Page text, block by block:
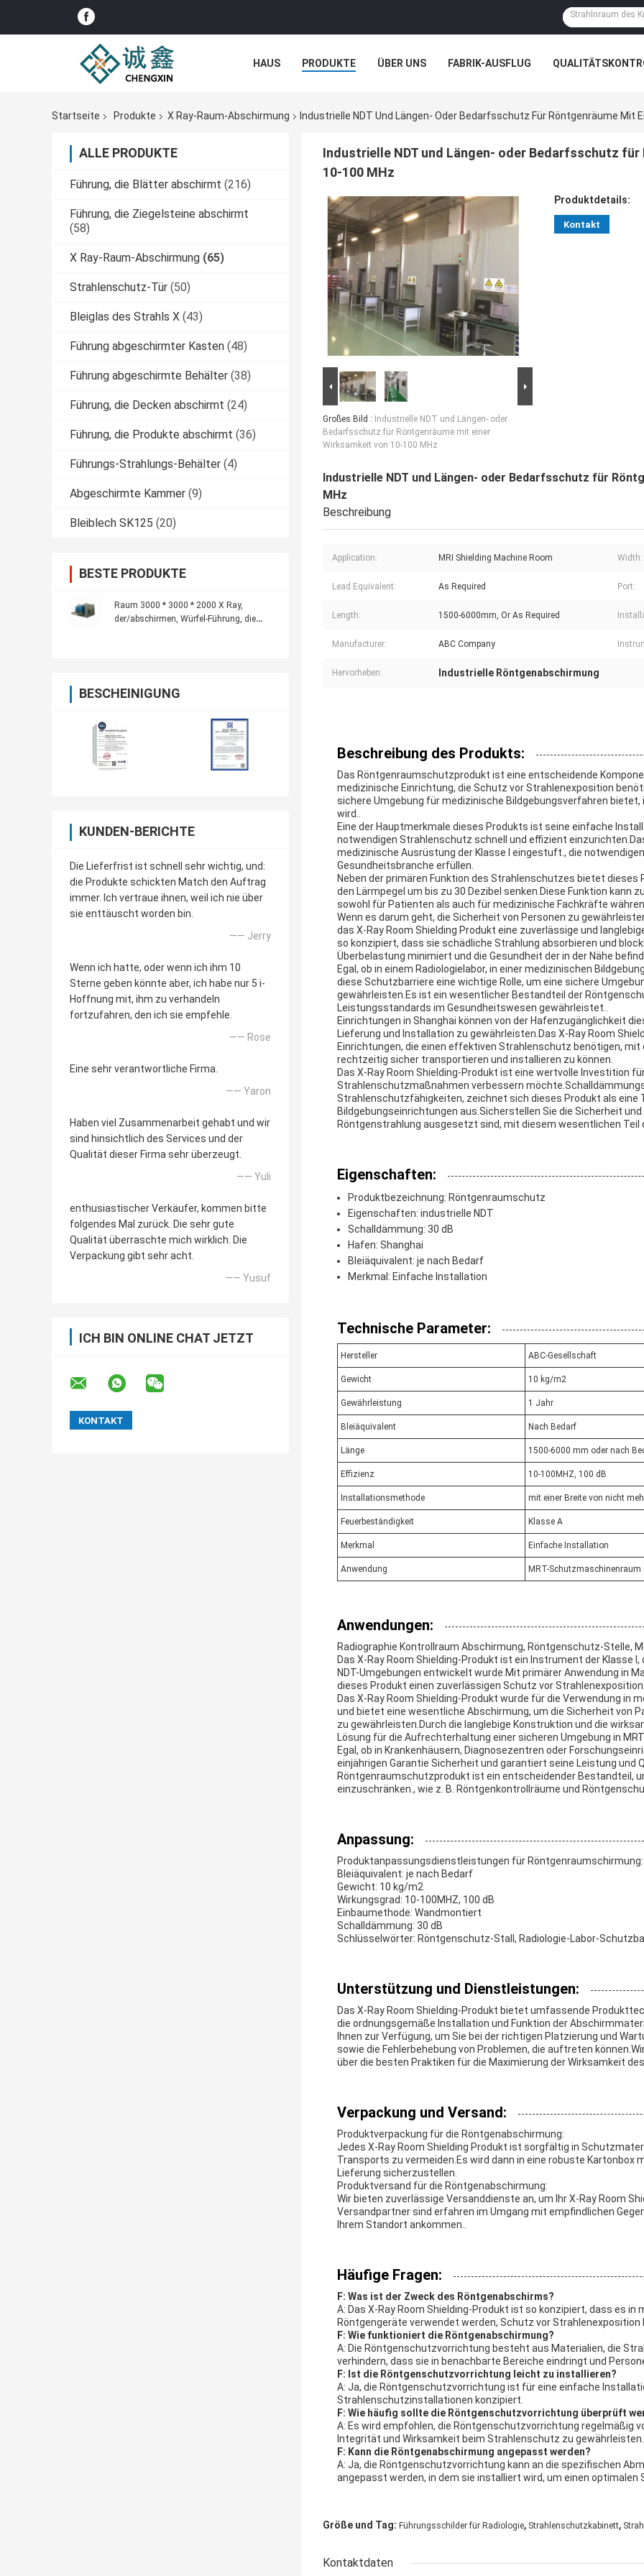
HAUS PRODUKTE ÜBER UNS FABRIK-AUSFLUG
Startseite
Produkte X Ray-Raum-Abschirmung Industrielle NDT Und Längen- Oder Bedarfsschutz Für Röntgenräume Mit
ALLE PRODUKTE
Führung, die Blätter abschirmt (216)
Führung, die Ziegelsteine abschirmt
(58)
X Ray-Raum-Abschirmung (65)
Strahlenschutz-Tür (50)
Bleiglas des Strahls X (43)
Führung abgeschirmter Kasten (48)
Führung abgeschirmte Behälter (38)
Führung, die Decken abschirmt (24)
Führung, die Produkte abschirmt (36)
Führungs-Strahlungs-Behälter (4)
Abgeschirmte Kammer (9)
Bleiblech SK125 (20)
BESTE PRODUKTE
Raum 3000 * 3000 * 2000 X Ray,
der/abschirmen, Würfel-Führung, die
BESCHEINIGUNG
KUNDEN-BERICHTE
Die Lieferfrist ist schnell sehr wichtig, und:
die Produkte schickten Match den Auftrag
immer. Ich vertraue ihnen, weil ich nie über
sie enttäuscht worden bin.
—— Jerry
Wenn ich hatte, oder wenn ich ihm 10
Sterne geben könnte aber, ich habe nur 5 i-
Hoffnung mit, ihm zu verhandeln
fortzufahren, den ich sie empfehle.
—— Rose
Eine sehr verantwortliche Firma.
—— Yaron
Haben viel Zusammenarbeit gehabt und wir
sind hinsichtlich des Services und der
Qualität dieser Firma sehr überzeugt.
—— Yuli
enthusiastischer Verkäufer, kommen bitte
folgendes Mal zurück. Die sehr gute
Qualität überraschte mich wirklich. Die
Verpackung gibt sehr acht.
—— Yusuf
ICH BIN ONLINE CHAT JETZT
Industrielle NDT und Längen- oder Bedarfsschutz
10-100 MHz
Großes Bild : Industrielle NDT und Längen- oder
Bedarfsschutz für Röntgenräume mit einer
Wirksamkeit von 10-100 MHz
Produktdetails:
Kontakt
Industrielle NDT und Längen- oder Bedarfsschutz für
MHz
Beschreibung
Application: MRI Shielding Machine Room Width:
Lead Equivalent: As Required Port:
Length: 1500-6000mm, Or As Required
Manufacturer: ABC Company
Hervorheben: Industrielle Röntgenabschirmung
Beschreibung des Produkts:
Das Röntgenraumschutzprodukt ist eine entscheidende
medizinische Einrichtung, die Schutz vor Strahlenexposition
sichere Umgebung für medizinische Bildgebungsverfahren
wird..
Eine der Hauptmerkmale dieses Produkts ist seine einfache
notwendigen Strahlenschutz schnell und effizient
medizinische Ausrüstung der Klasse I eingestuft., die
Gesundheitsbranche erfüllen.
Neben der primären Funktion des Strahlenschutzes bietet
den Lärmpegel um bis zu 30 Dezibel senken.Diese Funktion kann
sowohl für Patienten als auch für medizinische Fachkräfte
Wenn es darum geht, die Sicherheit von Personen zu
das X-Ray Room Shielding Produkt eine zuverlässige und
so konzipiert, dass sie schädliche Strahlung absorbieren und
Überbelastung minimiert und die Gesundheit der in der Nähe
Egal, ob in einem Radiologielabor, in einer medizinischen
diese Schutzbarriere eine wichtige Rolle, um eine sichere
gewährleisten.Es ist ein wesentlicher Bestandteil der
Leistungsstandards im Gesundheitswesen gewährleistet..
Einrichtungen in Shanghai können von der Hafenzugänglichkeit
Lieferung und Installation zu gewährleisten.Das X-Ray Room
Einrichtungen, die einen effektiven Strahlenschutz benötigen,
rechtzeitig sicher transportieren und installieren zu können.
Das X-Ray Room Shielding-Produkt ist eine wertvolle Investition
Strahlenschutzmaßnahmen verbessern
Strahlenschutzfähigkeiten, zeichnet sich dieses Produkt als eine
Bildgebungseinrichtungen aus.Sicherstellen Sie die Sicherheit
Röntgenstrahlung ausgesetzt sind, mit diesem wesentlichen
Eigenschaften:
Produktbezeichnung: Röntgenraumschutz
Eigenschaften: industrielle NDT
Schalldämmung: 30 dB
Hafen: Shanghai
Bleiäquivalent: je nach Bedarf
Merkmal: Einfache Installation
Technische Parameter:
Hersteller ABC-Gesellschaft
Gewicht 10 kg/m2
Gewährleistung 1 Jahr
Bleiäquivalent Nach Bedarf
Länge 1500-6000 mm oder nach
Effizienz 10-100MHZ, 100 dB
Installationsmethode mit einer Breite von nicht
Feuerbeständigkeit Klasse A
Merkmal Einfache Installation
Anwendung MRT-Schutzmaschinenraum
Anwendungen:
Radiographie Kontrollraum Abschirmung, Röntgenschutz-Stelle,
Das X-Ray Room Shielding-Produkt ist ein Instrument der Klasse
NDT-Umgebungen entwickelt wurde.Mit primärer Anwendung in
dieses Produkt einen zuverlässigen Schutz vor Strahlenexposition.
Das X-Ray Room Shielding-Produkt wurde für die Verwendung
und bietet eine wesentliche Abschirmung, um die Sicherheit von
zu gewährleisten.Durch die langlebige Konstruktion und die
Lösung für die Aufrechterhaltung einer sicheren Umgebung in
Egal, ob in Krankenhäusern, Diagnosezentren oder
einjährigen Garantie Sicherheit und garantiert seine Leistung und
Röntgenraumschutzprodukt ist ein entscheidender Bestandteil,
einzuschränken., wie z. B. Röntgenkontrollräume und
Anpassung:
Produktanpassungsdienstleistungen für Röntgenraumschirmung:
Bleiäquivalent: je nach Bedarf
Gewicht: 10 kg/m2
Wirkungsgrad: 10-100MHZ, 100 dB
Einbaumethode: Wandmontiert
Schalldämmung: 30 dB
Schlüsselwörter: Röntgenschutz-Stall, Radiologie-Labor-
Unterstützung und Dienstleistungen:
Das X-Ray Room Shielding-Produkt bietet umfassende
die ordnungsgemäße Installation und Funktion der
Ihnen zur Verfügung, um Sie bei der richtigen Platzierung und
sowie die Fehlerbehebung von Problemen, die auftreten
über die besten Praktiken für die Maximierung der Wirksamkeit
Verpackung und Versand:
Produktverpackung für die Röntgenabschirmung:
Jedes X-Ray Room Shielding Produkt ist sorgfältig in
Transports zu vermeiden.Es wird dann in eine robuste Kartonbox
Lieferung sicherzustellen.
Produktversand für die Röntgenabschirmung:
Wir bieten zuverlässige Versanddienste an, um Ihr X-Ray Room
Versandpartner sind erfahren im Umgang mit empfindlichen
Ihrem Standort ankommen..
Häufige Fragen:
F: Was ist der Zweck des Röntgenabschirms?
A: Das X-Ray Room Shielding-Produkt ist so konzipiert, dass es in
Röntgengeräte verwendet werden, Schutz vor Strahlenexposition
F: Wie funktioniert die Röntgenabschirmung?
A: Die Röntgenschutzvorrichtung besteht aus Materialien, die
verhindern, dass sie in benachbarte Bereiche eindringt und
F: Ist die Röntgenschutzvorrichtung leicht zu installieren?
A: Ja, die Röntgenschutzvorrichtung ist für eine einfache
Strahlenschutzinstallationen konzipiert.
F: Wie häufig sollte die Röntgenschutzvorrichtung überprüft
A: Es wird empfohlen, die Röntgenschutzvorrichtung regelmäßig
Integrität und Wirksamkeit beim Strahlenschutz zu gewährleisten.
F: Kann die Röntgenabschirmung angepasst werden?
A: Ja, die Röntgenschutzvorrichtung kann an die spezifischen
angepasst werden, in dem sie installiert wird, um einen
Größe und Tag: Führungsschilder für Radiologie, Strahlenschutzkabinett,
Kontaktdaten